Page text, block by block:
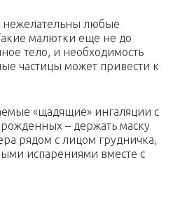
любые
малютки еще не до
тело, и необходимость
частицы может привести к
«щадящие» ингаляции с
– держать маску
рядом с лицом грудничка,
испарениями вместе с